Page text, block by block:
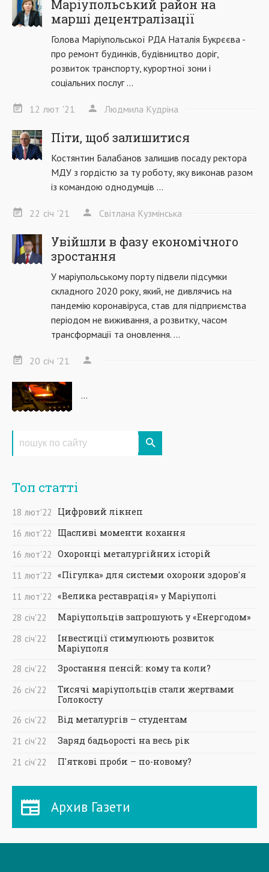
Маріупольський район на
марші децентралізації
Голова Маріупольської РДА Наталія Букрєєва -
про ремонт будинків, будівництво доріг,
розвиток транспорту, курортної зони і
соціальних послуг ...
12 лют '21 Людмила Кудріна
Піти, щоб залишитися
Костянтин Балабанов залишив посаду ректора
МДУ з гордістю за ту роботу, яку виконав разом
із командою однодумців ...
22 січ '21 Світлана Кузмінська
Увійшли в фазу економічного
зростання
У маріупольському порту підвели підсумки
складного 2020 року, який, не дивлячись на
пандемію коронавіруса, став для підприємства
періодом не виживання, а розвитку, часом
трансформації та оновлення. ...
20 січ '21
...
Топ статті
18 лют'22
Цифровий лікнеп
16 лют'22
Щасливі моменти кохання
16 лют'22 Охоронці металургійних історій
11 лют'22 «Пігулка» для системи охорони здоров'я
11 лют'22 «Велика реставрація» у Маріуполі
28 січ'22
Маріупольців запрошують у «Енергодом»
28 січ'22
Інвестиції стимулюють розвиток
Маріуполя
28 січ'22
Зростання пенсій: кому та коли?
26 січ'22
Тисячі маріупольців стали жертвами
Голокосту
26 січ'22
Від металургів – студентам
21 січ'22
Заряд бадьорості на весь рік
21 січ'22 П'яткові проби – по-новому?
Архив Газети